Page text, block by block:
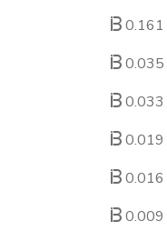
0.161
0.035
0.033
0.019
0.016
0.009